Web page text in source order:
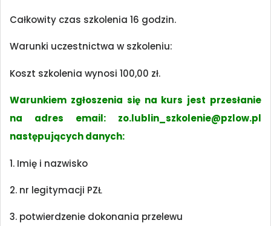
Całkowity czas szkolenia 16 godzin.
Warunki uczestnictwa w szkoleniu:
Koszt szkolenia wynosi 100,00 zł.
Warunkiem zgłoszenia się na kurs jest przesłanie
na adres email: zo.lublin_szkolenie@pzlow.pl
następujących danych:
1. Imię i nazwisko
2. nr legitymacji PZŁ
3. potwierdzenie dokonania przelewu